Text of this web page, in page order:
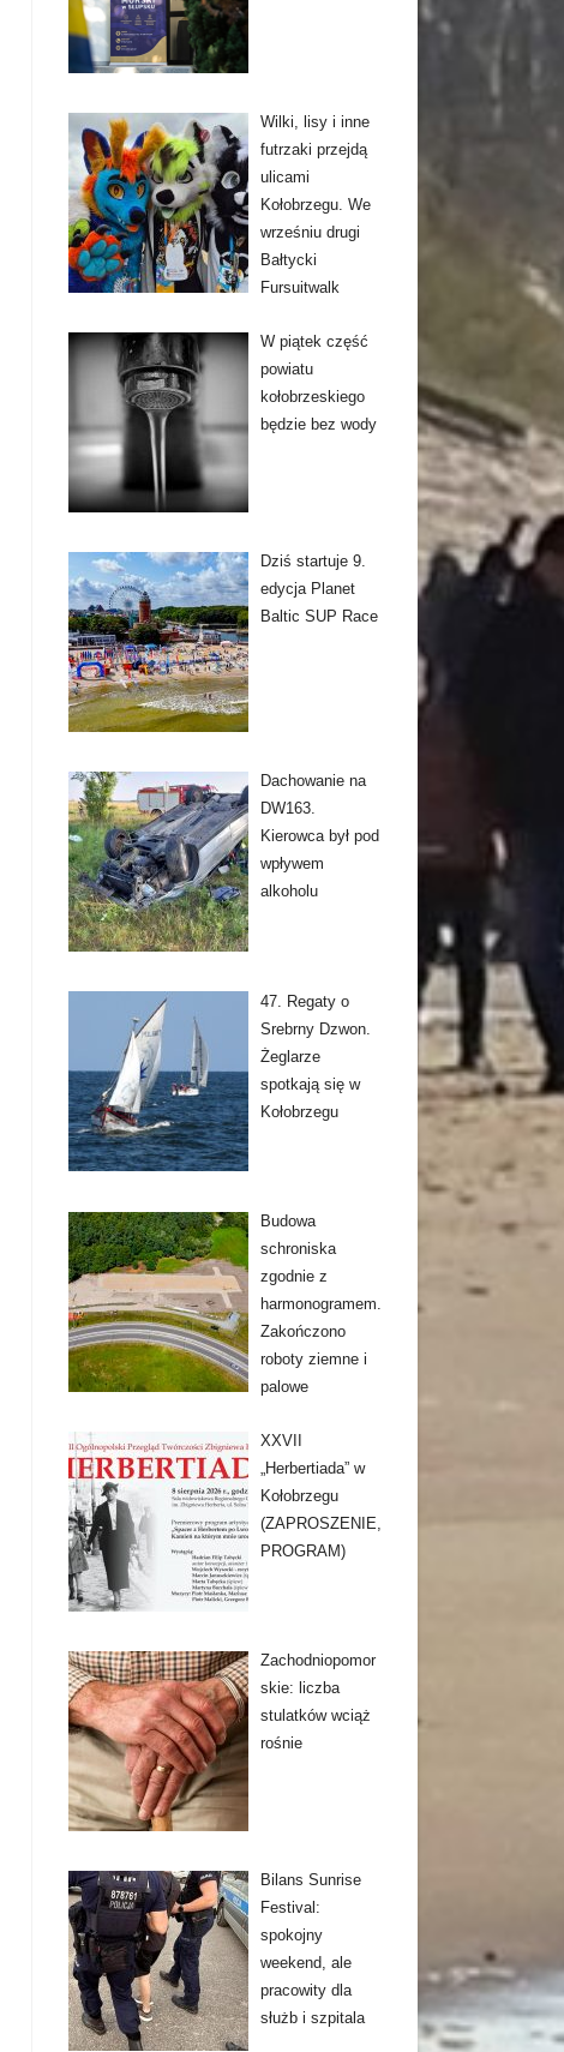
Wilki, lisy i inne
futrzaki przejdą
ulicami
Kołobrzegu. We
wrześniu drugi
Bałtycki
Fursuitwalk
W piątek część
powiatu
kołobrzeskiego
będzie bez wody
Dziś startuje 9.
edycja Planet
Baltic SUP Race
Dachowanie na
DW163.
Kierowca był pod
wpływem
alkoholu
47. Regaty o
Srebrny Dzwon.
Żeglarze
spotkają się w
Kołobrzegu
Budowa
schroniska
zgodnie z
harmonogramem.
Zakończono
roboty ziemne i
palowe
XXVII
„Herbertiada” w
Kołobrzegu
(ZAPROSZENIE,
PROGRAM)
Zachodniopomor
skie: liczba
stulatków wciąż
rośnie
Bilans Sunrise
Festival:
spokojny
weekend, ale
pracowity dla
służb i szpitala